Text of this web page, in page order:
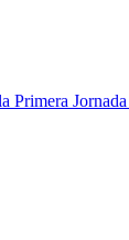
Primera